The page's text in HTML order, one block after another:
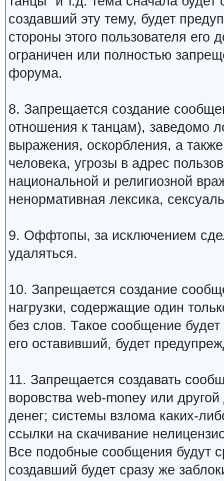
создавший эту тему, будет
стороны этого пользователя
ограничен или полностью
форума.
8. Запрещается создание
отношения к танцам), заведомо
выражения, оскорбления, а
человека, угрозы в адрес
национальной и религиозной
ненормативная лексика,
9. Оффтопы, за исключением
удаляться.
10. Запрещается создание
нагрузки, содержащие один
без слов. Такое сообщение
его оставивший, будет
11. Запрещается создавать
воровства web-money или
денег; системы взлома каких-
ссылки на скачивание
Все подобные сообщения будут
создавший будет сразу же